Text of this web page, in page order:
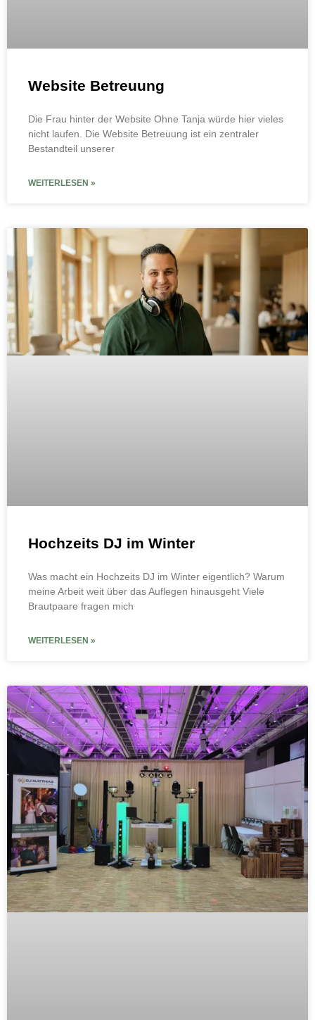
Website Betreuung
Die Frau hinter der Website Ohne Tanja würde hier vieles
nicht laufen. Die Website Betreuung ist ein zentraler
Bestandteil unserer
WEITERLESEN »
Hochzeits DJ im Winter
Was macht ein Hochzeits DJ im Winter eigentlich? Warum
meine Arbeit weit über das Auflegen hinausgeht Viele
Brautpaare fragen mich
WEITERLESEN »